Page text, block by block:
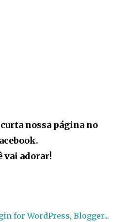
nossa página no
vai adorar!